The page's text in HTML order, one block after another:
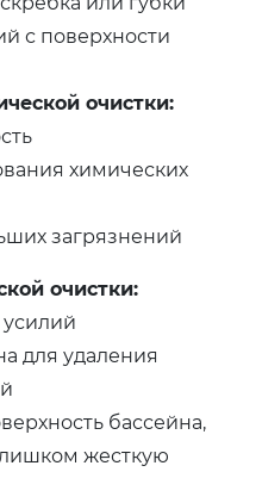
с поверхности
очистки:
химических
загрязнений
очистки:
для удаления
бассейна,
жесткую